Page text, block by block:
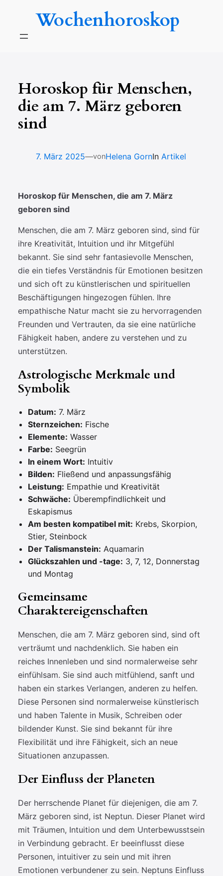
Wochenhoroskop
Horoskop für Menschen,
die am 7. März geboren
sind
7. März 2025—vonHelena GornIn Artikel
Horoskop für Menschen, die am 7. März
geboren sind
Menschen, die am 7. März geboren sind, sind für
ihre Kreativität, Intuition und ihr Mitgefühl
bekannt. Sie sind sehr fantasievolle Menschen,
die ein tiefes Verständnis für Emotionen besitzen
und sich oft zu künstlerischen und spirituellen
Beschäftigungen hingezogen fühlen. Ihre
empathische Natur macht sie zu hervorragenden
Freunden und Vertrauten, da sie eine natürliche
Fähigkeit haben, andere zu verstehen und zu
unterstützen.
Astrologische Merkmale und
Symbolik
Datum: 7. März
Sternzeichen: Fische
Elemente: Wasser
Farbe: Seegrün
In einem Wort: Intuitiv
Bilden: Fließend und anpassungsfähig
Leistung: Empathie und Kreativität
Schwäche: Überempfindlichkeit und
Eskapismus
Am besten kompatibel mit: Krebs, Skorpion,
Stier, Steinbock
Der Talismanstein: Aquamarin
Glückszahlen und -tage: 3, 7, 12, Donnerstag
und Montag
Gemeinsame
Charaktereigenschaften
Menschen, die am 7. März geboren sind, sind oft
verträumt und nachdenklich. Sie haben ein
reiches Innenleben und sind normalerweise sehr
einfühlsam. Sie sind auch mitfühlend, sanft und
haben ein starkes Verlangen, anderen zu helfen.
Diese Personen sind normalerweise künstlerisch
und haben Talente in Musik, Schreiben oder
bildender Kunst. Sie sind bekannt für ihre
Flexibilität und ihre Fähigkeit, sich an neue
Situationen anzupassen.
Der Einfluss der Planeten
Der herrschende Planet für diejenigen, die am 7.
März geboren sind, ist Neptun. Dieser Planet wird
mit Träumen, Intuition und dem Unterbewusstsein
in Verbindung gebracht. Er beeinflusst diese
Personen, intuitiver zu sein und mit ihren
Emotionen verbundener zu sein. Neptuns Einfluss